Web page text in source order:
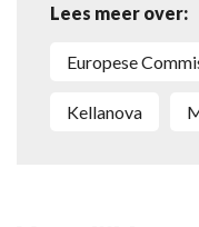
Lees meer over:
Europese
Kellanova